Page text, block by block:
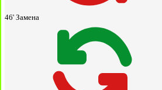
46' Замена